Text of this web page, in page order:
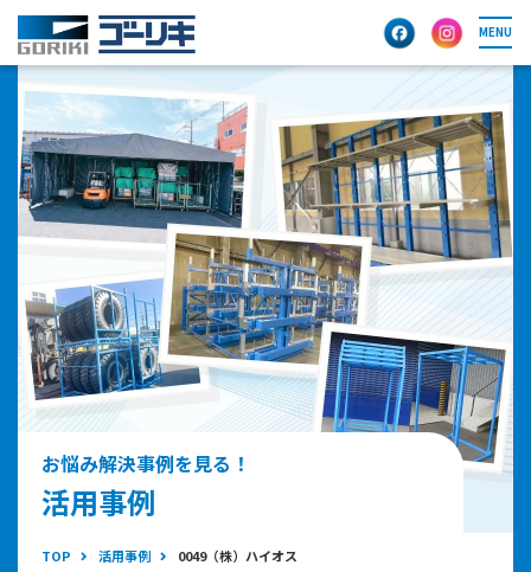
MENU
お悩み解決事例を見る！
活用事例
TOP 活用事例 0049（株）ハイオス